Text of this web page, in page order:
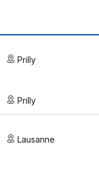
Prilly
Prilly
Lausanne